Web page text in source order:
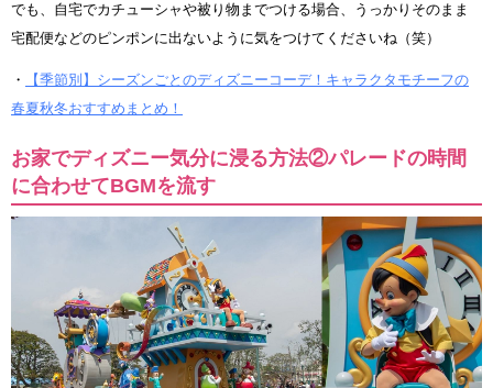
でも、自宅でカチューシャや被り物までつける場合、うっかりそのまま
宅配便などのピンポンに出ないように気をつけてくださいね（笑）
・
【季節別】シーズンごとのディズニーコーデ！キャラクタモチーフの
春夏秋冬おすすめまとめ！
お家でディズニー気分に浸る方法②パレードの時間
に合わせてBGMを流す